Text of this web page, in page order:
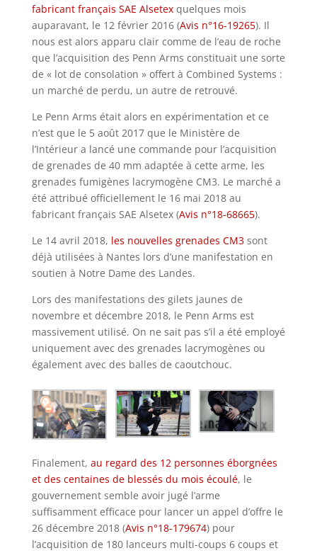
fabricant français SAE Alsetexquelques mois
auparavant, le 12 février 2016 (Avis n°16-19265). Il
nous est alors apparu clair comme de l’eau de roche
que l’acquisition des Penn Arms constituait une sorte
de « lot de consolation » offert à Combined Systems :
un marché de perdu, un autre de retrouvé.
Le Penn Arms était alors en expérimentation et ce
n’est que le 5 août 2017 que le Ministère de
l’Intérieur a lancé une commande pour l’acquisition
de grenades de 40 mm adaptée à cette arme, les
grenades fumigènes lacrymogène CM3. Le marché a
été attribué officiellement le 16 mai 2018 au
fabricant français SAE Alsetex (Avis n°18-68665).
Le 14 avril 2018, les nouvelles grenades CM3sont
déjà utilisées à Nantes lors d’une manifestation en
soutien à Notre Dame des Landes.
Lors des manifestations des gilets jaunes de
novembre et décembre 2018, le Penn Arms est
massivement utilisé. On ne sait pas s’il a été employé
uniquement avec des grenades lacrymogènes ou
également avec des balles de caoutchouc.
Finalement, au regard des 12 personnes éborgnées
et des centaines de blessés du mois écoulé, le
gouvernement semble avoir jugé l’arme
suffisamment efficace pour lancer un appel d’offre le
26 décembre 2018 (Avis n°18-179674) pour
l’acquisition de 180 lanceurs multi-coups 6 coups et